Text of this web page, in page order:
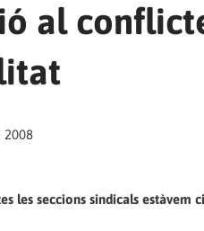
al
2008
les seccions sindicals